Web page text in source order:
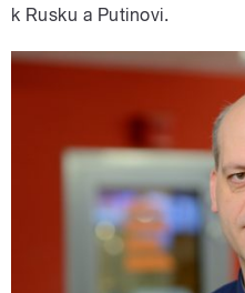
k Rusku a Putinovi.